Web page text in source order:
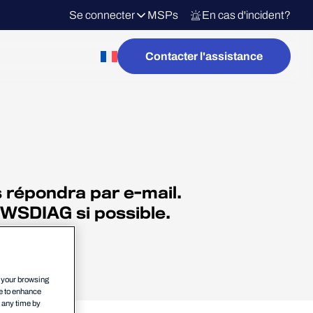
Se connecter MSPs En cas d'incident?
Contacter l'assistance
répondra par e-mail.
si possible.
browsing
to enhance
any time by